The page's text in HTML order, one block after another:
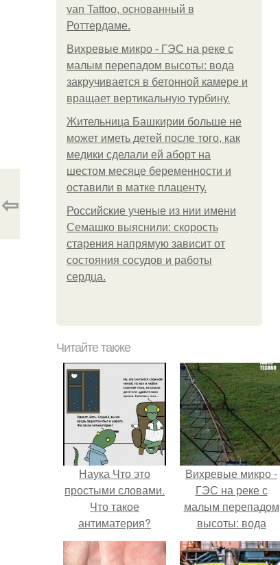
van Tattoo, основанный в
Роттердаме.
Вихревые микро - ГЭС на реке с
малым перепадом высоты: вода
закручивается в бетонной камере и
вращает вертикальную турбину.
Жительница Башкирии больше не
может иметь детей после того, как
медики сделали ей аборт на
шестом месяце беременности и
оставили в матке плаценту.
Российские ученые из нии имени
Семашко выяснили: скорость
старения напрямую зависит от
состояния сосудов и работы
сердца.
⇦
Читайте также
Наука Что это
простыми словами.
Что такое
антиматерия?
Вихревые микро -
ГЭС на реке с
малым перепадом
высоты: вода
закручивается в
бетонной камере и